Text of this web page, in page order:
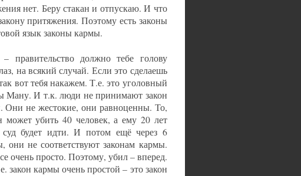
нет. Беру стакан и отпускаю. И что
притяжения. Поэтому есть законы
язык законы кармы.
должно тебе голову
на всякий случай. Если это сделаешь
вот тебя накажем. Т.е. это уголовный
Ману. И т.к. люди не принимают закон
не жестокие, они равноценны. То,
может убить 40 человек, а ему 20 лет
будет идти. И потом ещё через 6
не соответствуют законам кармы.
очень просто. Поэтому, убил – вперед.
закон кармы очень простой – это закон